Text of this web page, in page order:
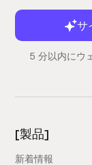
サ
5 分以内にウ
[製品]
新着情報